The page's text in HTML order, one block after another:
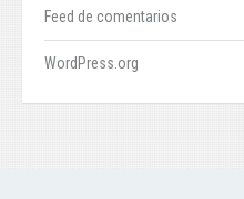
Feed de comentarios
WordPress.org